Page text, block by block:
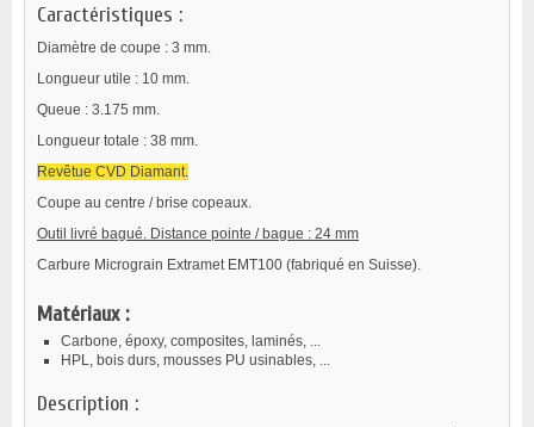
Caractéristiques :
Diamètre de coupe : 3 mm.
Longueur utile : 10 mm.
Queue : 3.175 mm.
Longueur totale : 38 mm.
Revêtue CVD Diamant.
Coupe au centre / brise copeaux.
Outil livré bagué. Distance pointe / bague : 24 mm
Carbure Micrograin Extramet EMT100 (fabriqué en Suisse).
Matériaux :
Carbone, époxy, composites, laminés, ...
HPL, bois durs, mousses PU usinables, ...
Description :